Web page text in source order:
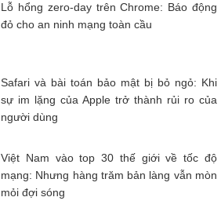
Lỗ hổng zero-day trên Chrome: Báo động
đỏ cho an ninh mạng toàn cầu
Safari và bài toán bảo mật bị bỏ ngỏ: Khi
sự im lặng của Apple trở thành rủi ro của
người dùng
Việt Nam vào top 30 thế giới về tốc độ
mạng: Nhưng hàng trăm bản làng vẫn mòn
mỏi đợi sóng